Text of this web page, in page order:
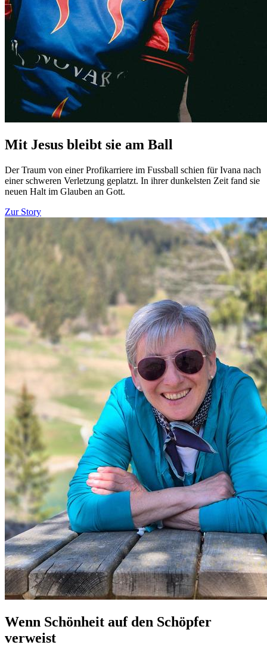
Mit Jesus bleibt sie am Ball
Der Traum von einer Profikarriere im Fussball schien für Ivana nach
einer schweren Verletzung geplatzt. In ihrer dunkelsten Zeit fand sie
neuen Halt im Glauben an Gott.
Zur Story
Wenn Schönheit auf den Schöpfer
verweist